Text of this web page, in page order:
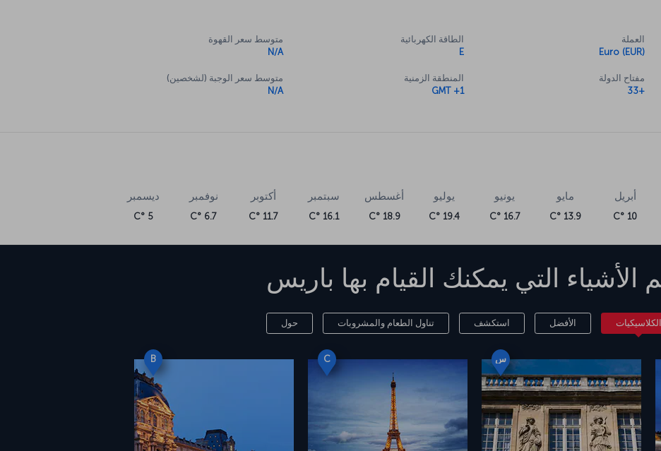
العملة
Euro (EUR)
مفتاح الدولة
+33
الطاقة الكهربائية
E
المنطقة الزمنية
GMT +1
متوسط سعر القهوة
N/A
متوسط سعر الوجبة (لشخصين)
N/A
أبريل
10 °C
مايو
13.9 °C
يونيو
16.7 °C
يوليو
19.4 °C
أغسطس
18.9 °C
سبتمبر
16.1 °C
أكتوبر
11.7 °C
نوفمبر
6.7 °C
ديسمبر
5 °C
الأشياء التي يمكنك القيام بها باريس
الكلاسيكيات الأفضل استكشف تناول الطعام والمشروبات حول
س C
B